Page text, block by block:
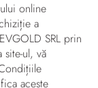
online
a
SRL prin
site-ul, vă
aceste